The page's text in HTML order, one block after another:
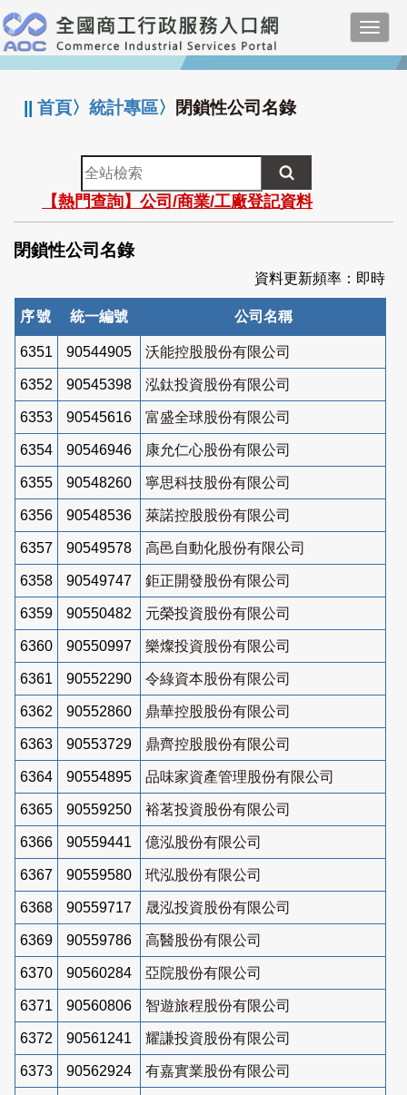
跳
到
主
要
:::
||首頁〉統計專區〉 閉鎖性公司名錄
全
站
檢
索
【熱門查詢】公司/商業/工廠登記資料
閉鎖性公司名錄
資料更新頻率：即時
序號 統一編號 公司名稱
6351 90544905 沃能控股股份有限公司
6352 90545398 泓鈦投資股份有限公司
6353 90545616 富盛全球股份有限公司
6354 90546946 康允仁心股份有限公司
6355 90548260 寧思科技股份有限公司
6356 90548536 萊諾控股股份有限公司
6357 90549578 高邑自動化股份有限公司
6358 90549747 鉅正開發股份有限公司
6359 90550482 元榮投資股份有限公司
6360 90550997 樂燦投資股份有限公司
6361 90552290 令綠資本股份有限公司
6362 90552860 鼎華控股股份有限公司
6363 90553729 鼎齊控股股份有限公司
6364 90554895 品味家資產管理股份有限公司
6365 90559250 裕茗投資股份有限公司
6366 90559441 億泓股份有限公司
6367 90559580 玳泓股份有限公司
6368 90559717 晟泓投資股份有限公司
6369 90559786 高醫股份有限公司
6370 90560284 亞院股份有限公司
6371 90560806 智遊旅程股份有限公司
6372 90561241 耀謙投資股份有限公司
6373 90562924 有嘉實業股份有限公司